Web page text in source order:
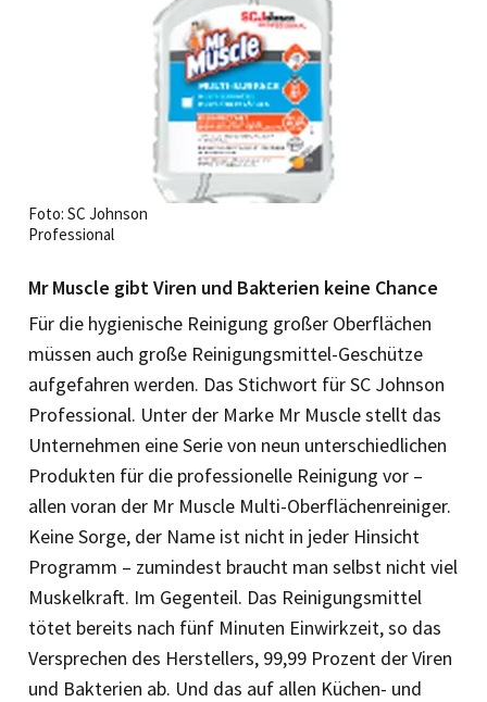
Foto: SC Johnson
Professional
Mr Muscle gibt Viren und Bakterien keine Chance
Für die hygienische Reinigung großer Oberflächen
müssen auch große Reinigungsmittel-Geschütze
aufgefahren werden. Das Stichwort für SC Johnson
Professional. Unter der Marke Mr Muscle stellt das
Unternehmen eine Serie von neun unterschiedlichen
Produkten für die professionelle Reinigung vor –
allen voran der Mr Muscle Multi-Oberflächenreiniger.
Keine Sorge, der Name ist nicht in jeder Hinsicht
Programm – zumindest braucht man selbst nicht viel
Muskelkraft. Im Gegenteil. Das Reinigungsmittel
tötet bereits nach fünf Minuten Einwirkzeit, so das
Versprechen des Herstellers, 99,99 Prozent der Viren
und Bakterien ab. Und das auf allen Küchen- und